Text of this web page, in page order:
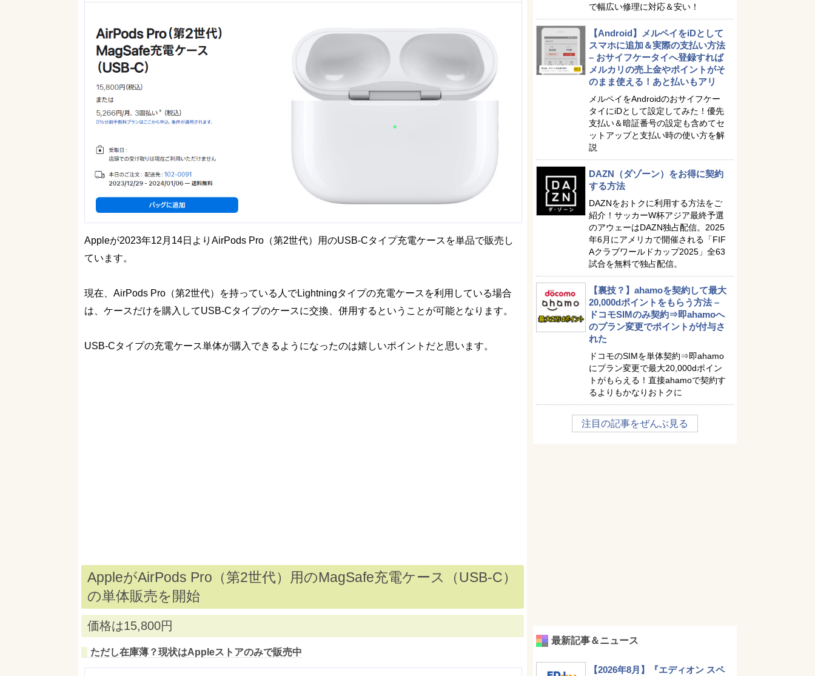
Appleが2023年12月14日よりAirPods Pro（第2世代）用のUSB-Cタイプ充電ケースを単品で販売し
ています。
現在、AirPods Pro（第2世代）を持っている人でLightningタイプの充電ケースを利用している場合
は、ケースだけを購入してUSB-Cタイプのケースに交換、併用するということが可能となります。
USB-Cタイプの充電ケース単体が購入できるようになったのは嬉しいポイントだと思います。
AppleがAirPods Pro（第2世代）用のMagSafe充電ケース（USB-C）
の単体販売を開始
価格は15,800円
ただし在庫薄？現状はAppleストアのみで販売中
で幅広い修理に対応＆安い！
【Android】メルペイをiDとして
スマホに追加＆実際の支払い方法
– おサイフケータイへ登録すれば
メルカリの売上金やポイントがそ
のまま使える！あと払いもアリ
メルペイをAndroidのおサイフケー
タイにiDとして設定してみた！優先
支払い＆暗証番号の設定も含めてセ
ットアップと支払い時の使い方を解
説
DAZN（ダゾーン）をお得に契約
する方法
DAZNをおトクに利用する方法をご
紹介！サッカーW杯アジア最終予選
のアウェーはDAZN独占配信。2025
年6月にアメリカで開催される「FIF
Aクラブワールドカップ2025」全63
試合を無料で独占配信。
【裏技？】ahamoを契約して最大
20,000dポイントをもらう方法 –
ドコモSIMのみ契約⇒即ahamoへ
のプラン変更でポイントが付与さ
れた
ドコモのSIMを単体契約⇒即ahamo
にプラン変更で最大20,000dポイン
トがもらえる！直接ahamoで契約す
るよりもかなりおトクに
注目の記事をぜんぶ見る
最新記事＆ニュース
【2026年8月】『エディオン スペ